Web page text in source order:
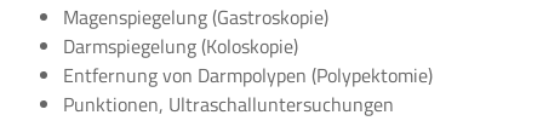
Magenspiegelung (Gastroskopie)
Darmspiegelung (Koloskopie)
Entfernung von Darmpolypen (Polypektomie)
Punktionen, Ultraschalluntersuchungen